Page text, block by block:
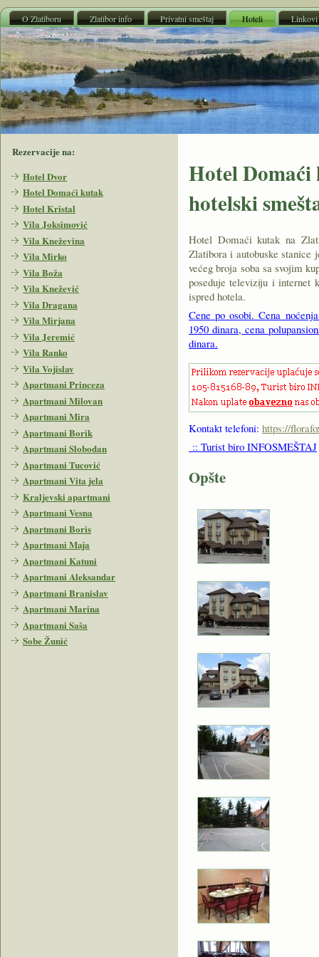
O Zlatiboru Zlatibor info Privatni smeštaj Hoteli Linkovi
Rezervacije na:
Hotel Dvor
Hotel Domaći kutak
Hotel Kristal
Vila Joksimović
Vila Kneževina
Vila Mirko
Vila Boža
Vila Knežević
Vila Dragana
Vila Mirjana
Vila Jeremić
Vila Ranko
Vila Vojislav
Apartmani Princeza
Apartmani Milovan
Apartmani Mira
Apartmani Borik
Apartmani Slobodan
Apartmani Tucović
Apartmani Vita jela
Kraljevski apartmani
Apartmani Vesna
Apartmani Boris
Apartmani Maja
Apartmani Katuni
Apartmani Aleksandar
Apartmani Branislav
Apartmani Marina
Apartmani Saša
Sobe Žunić
Hotel
hotelski
Hotel Domaći kutak na
Zlatibora i autobuske stanice
većeg broja soba sa svojim
poseduje televiziju i internet
ispred hotela.
Cene po osobi. Cena
1950 dinara, cena
dinara.
Kontakt telefoni: https://
:: Turist biro INFOSMEŠTAJ
Opšte